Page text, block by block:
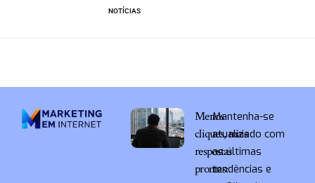
NOTÍCIAS
Menos
cliques, mais
respostas
prontas:
Mantenha-se
atualizado com
as últimas
tendências e